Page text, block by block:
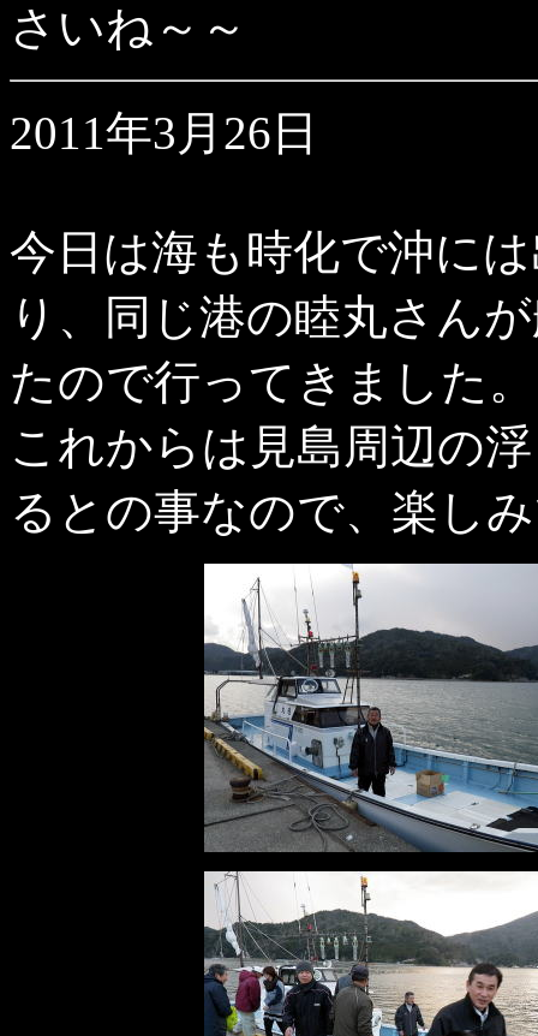
さいね～～
2011年3月26日
今日は海も時化で沖に
り、同じ港の睦丸さん
たので行ってきました。
これからは見島周辺の
るとの事なので、楽し